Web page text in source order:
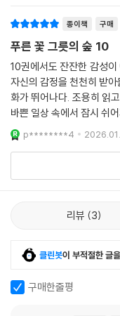
종이책 구매
푸른 꽃 그릇의 숲 10
10권에서도 잔잔한 감성
자신의 감정을 천천히 받
화가 뛰어나다. 조용히 읽
바쁜 일상 속에서 잠시 쉬
p********4
리뷰 3
클린봇이 부적절한 글
구매한줄평